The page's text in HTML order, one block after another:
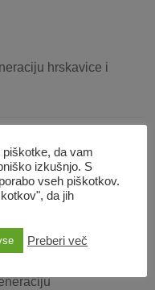
hrskavice i
za smanjenje
piškotke, da vam
izkušnjo. S
vseh piškotkov.
da jih
Preberi več